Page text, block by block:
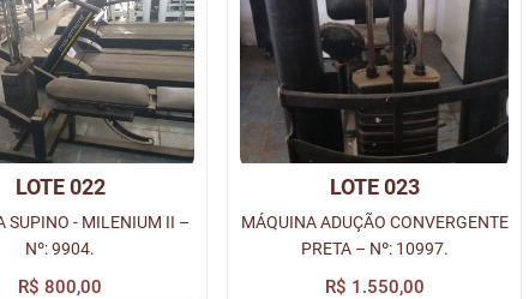
LOTE 022
SUPINO - MILENIUM II –
Nº: 9904.
R$ 800,00
LOTE 023
MÁQUINA ADUÇÃO CONVERGENTE
PRETA – Nº: 10997.
R$ 1.550,00